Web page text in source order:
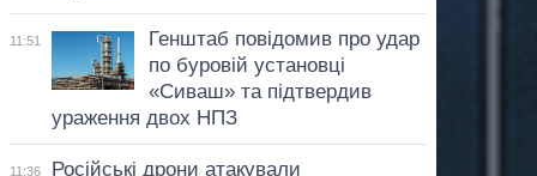
11:51
Генштаб повідомив про удар
по буровій установці
«Сиваш» та підтвердив
ураження двох НПЗ
11:36
Російські дрони атакували